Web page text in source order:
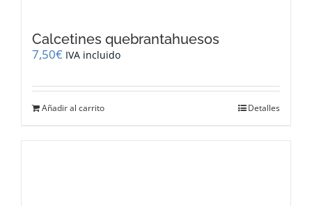
Calcetines quebrantahuesos
7,50€ IVA incluido
Añadir al carrito Detalles